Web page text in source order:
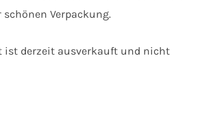
Verpackung.
ist derzeit ausverkauft und nicht